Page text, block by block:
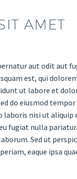
AMET
aut odit aut
est, qui
ut labore et
do eiusmod
nisi ut aliquip
fugiat nulla
Sed ut
eaque ipsa